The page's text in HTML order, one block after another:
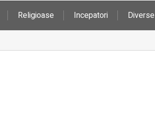
Religioase Incepatori Diverse